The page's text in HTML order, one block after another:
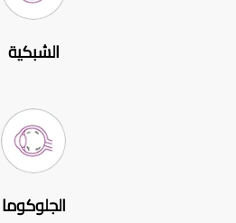
الشبكية
الجلوكوما